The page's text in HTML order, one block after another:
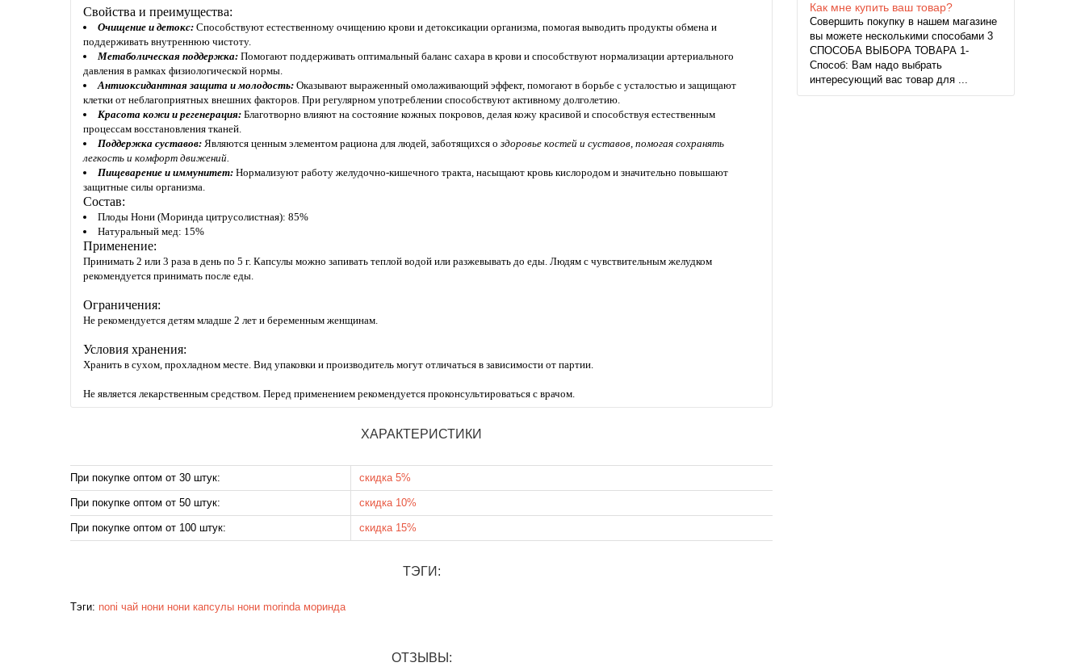
Свойства и преимущества:
Очищение и детокс: Способствуют естественному очищению крови и детоксикации организма, помогая выводить продукты обмена и
поддерживать внутреннюю чистоту.
Метаболическая поддержка: Помогают поддерживать оптимальный баланс сахара в крови и способствуют нормализации артериального
давления в рамках физиологической нормы.
Антиоксидантная защита и молодость: Оказывают выраженный омолаживающий эффект, помогают в борьбе с усталостью и защищают
клетки от неблагоприятных внешних факторов. При регулярном употреблении способствуют активному долголетию.
Красота кожи и регенерация: Благотворно влияют на состояние кожных покровов, делая кожу красивой и способствуя естественным
процессам восстановления тканей.
Поддержка суставов: Являются ценным элементом рациона для людей, заботящихся о здоровье костей и суставов, помогая сохранять
легкость и комфорт движений.
Пищеварение и иммунитет: Нормализуют работу желудочно-кишечного тракта, насыщают кровь кислородом и значительно повышают
защитные силы организма.
Состав:
Плоды Нони (Моринда цитрусолистная): 85%
Натуральный мед: 15%
Применение:
Принимать 2 или 3 раза в день по 5 г. Капсулы можно запивать теплой водой или разжевывать до еды. Людям с чувствительным желудком
рекомендуется принимать после еды.
Ограничения:
Не рекомендуется детям младше 2 лет и беременным женщинам.
Условия хранения:
Хранить в сухом, прохладном месте. Вид упаковки и производитель могут отличаться в зависимости от партии.
Не является лекарственным средством. Перед применением рекомендуется проконсультироваться с врачом.
ХАРАКТЕРИСТИКИ
При покупке оптом от 30 штук: скидка 5%
При покупке оптом от 50 штук: скидка 10%
При покупке оптом от 100 штук: скидка 15%
ТЭГИ:
Тэги: noni чай нони нони капсулы нони morinda моринда
ОТЗЫВЫ:
Как мне купить ваш товар?
Совершить покупку в нашем магазине
вы можете несколькими способами 3
СПОСОБА ВЫБОРА ТОВАРА 1-
Способ: Вам надо выбрать
интересующий вас товар для ...